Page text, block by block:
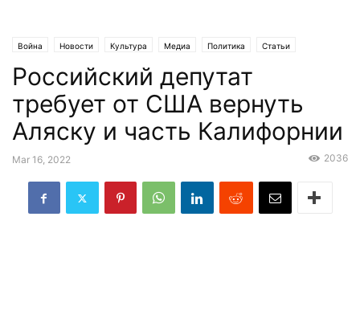
Война Новости Культура Медиа Политика Статьи
Эксклюзив
Российский депутат
требует от США вернуть
Аляску и часть Калифорнии
Mar 16, 2022 2036